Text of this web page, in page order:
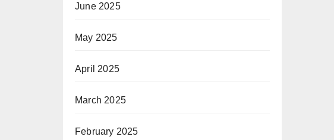
June 2025
May 2025
April 2025
March 2025
February 2025